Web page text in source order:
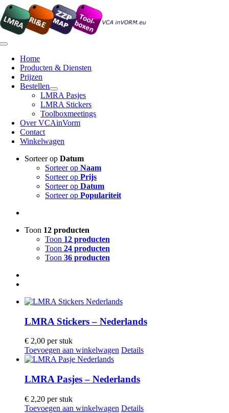
Ga
naar
inhoud
Toggle
NavigationHome
Producten & Diensten
Prijzen
Bestellen
LMRA Pasjes
LMRA Stickers
Toolboxmeetings
Over VCAinVorm
Contact
Winkelwagen
Sorteer op Datum
Sorteer op Naam
Sorteer op Prijs
Sorteer op Datum
Sorteer op Populariteit
Toon 12 producten
Toon 12 producten
Toon 24 producten
Toon 36 producten
LMRA Stickers – Nederlands
€ 2,00 per stuk
Toevoegen aan winkelwagen Details
LMRA Pasjes – Nederlands
€ 2,20 per stuk
Toevoegen aan winkelwagen Details